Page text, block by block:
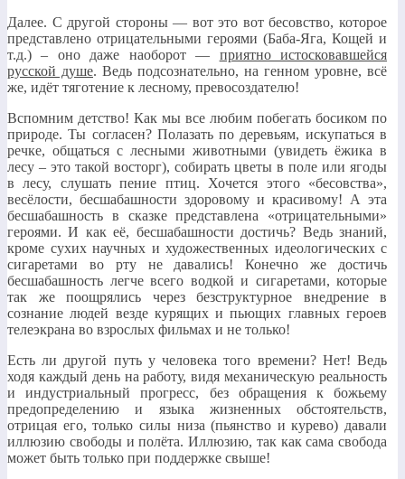
Далее. С другой стороны — вот это вот бесовство, которое
представлено отрицательными героями (Баба-Яга, Кощей и
т.д.) – оно даже наоборот — приятно истосковавшейся
русской душе. Ведь подсознательно, на генном уровне, всё
же, идёт тяготение к лесному, превосоздателю!
Вспомним детство! Как мы все любим побегать босиком по
природе. Ты согласен? Полазать по деревьям, искупаться в
речке, общаться с лесными животными (увидеть ёжика в
лесу – это такой восторг), собирать цветы в поле или ягоды
в лесу, слушать пение птиц. Хочется этого «бесовства»,
весёлости, бесшабашности здоровому и красивому! А эта
бесшабашность в сказке представлена «отрицательными»
героями. И как её, бесшабашности достичь? Ведь знаний,
кроме сухих научных и художественных идеологических с
сигаретами во рту не давались! Конечно же достичь
бесшабашность легче всего водкой и сигаретами, которые
так же поощрялись через безструктурное внедрение в
сознание людей везде курящих и пьющих главных героев
телеэкрана во взрослых фильмах и не только!
Есть ли другой путь у человека того времени? Нет! Ведь
ходя каждый день на работу, видя механическую реальность
и индустриальный прогресс, без обращения к божьему
предопределению и языка жизненных обстоятельств,
отрицая его, только силы низа (пьянство и курево) давали
иллюзию свободы и полёта. Иллюзию, так как сама свобода
может быть только при поддержке свыше!